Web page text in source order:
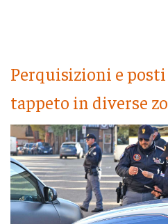
Perquisizioni e posti
tappeto in diverse